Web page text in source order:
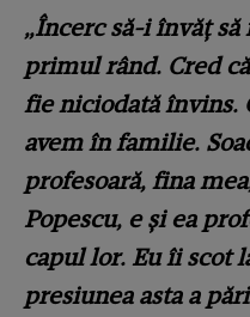
„Încerc să-i învăț
primul rând. Cred
fie niciodată învins.
avem în familie.
profesoară, fina
Popescu, e și ea
capul lor. Eu îi scot
presiunea asta a